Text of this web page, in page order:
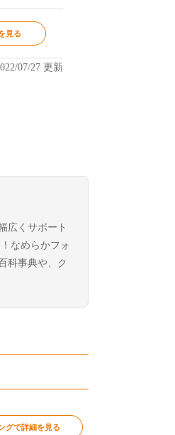
見る
07/27 更新
広くサポート
なめらかフォ
科事典や、ク
グで詳細を見る